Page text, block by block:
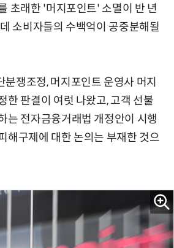
초래한 '머지포인트' 소멸이 반 년
소비자들의 수백억이 공중분해될
쟁조정, 머지포인트 운영사 머지
한 판결이 여럿 나왔고, 고객 선불
는 전자금융거래법 개정안이 시행
해구제에 대한 논의는 부재한 것으